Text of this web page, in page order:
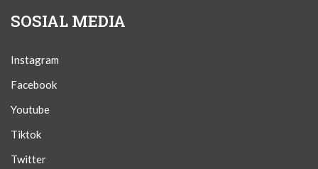
SOSIAL MEDIA
Instagram
Facebook
Youtube
Tiktok
Twitter